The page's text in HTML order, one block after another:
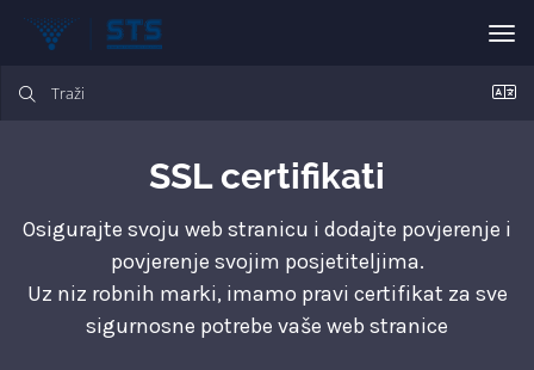
SSL certifikati
Osigurajte svoju web stranicu i dodajte povjerenje i
povjerenje svojim posjetiteljima.
Uz niz robnih marki, imamo pravi certifikat za sve
sigurnosne potrebe vaše web stranice